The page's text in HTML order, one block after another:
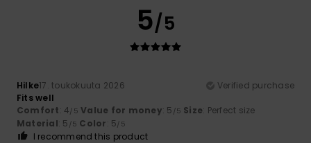
5/5
Hilke17. toukokuuta 2026
Verified purchase
Fits well
Comfort: 4/5 Value for money: 5 /5 Size: Perfect size
Material: 5 /5 Color: 5/5
I recommend this product